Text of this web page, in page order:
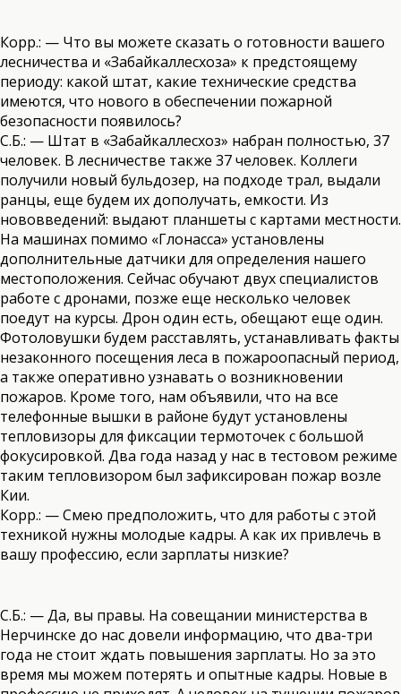
Корр.: — Что вы можете сказать о готовности вашего
лесничества и «Забайкаллесхоза» к предстоящему
периоду: какой штат, какие технические средства
имеются, что нового в обеспечении пожарной
безопасности появилось?
С.Б.: — Штат в «Забайкаллесхоз» набран полностью, 37
человек. В лесничестве также 37 человек. Коллеги
получили новый бульдозер, на подходе трал, выдали
ранцы, еще будем их дополучать, емкости. Из
нововведений: выдают планшеты с картами местности.
На машинах помимо «Глонасса» установлены
дополнительные датчики для определения нашего
местоположения. Сейчас обучают двух специалистов
работе с дронами, позже еще несколько человек
поедут на курсы. Дрон один есть, обещают еще один.
Фотоловушки будем расставлять, устанавливать факты
незаконного посещения леса в пожароопасный период,
а также оперативно узнавать о возникновении
пожаров. Кроме того, нам объявили, что на все
телефонные вышки в районе будут установлены
тепловизоры для фиксации термоточек с большой
фокусировкой. Два года назад у нас в тестовом режиме
таким тепловизором был зафиксирован пожар возле
Кии.
Корр.: — Смею предположить, что для работы с этой
техникой нужны молодые кадры. А как их привлечь в
вашу профессию, если зарплаты низкие?
С.Б.: — Да, вы правы. На совещании министерства в
Нерчинске до нас довели информацию, что два-три
года не стоит ждать повышения зарплаты. Но за это
время мы можем потерять и опытные кадры. Новые в